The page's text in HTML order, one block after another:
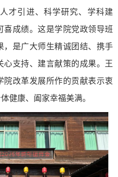
才引进、科学研究、学科建
成绩。这是学院党政领导班
，是广大师生精诚团结、携手
支持、建言献策的成果。王
院改革发展所作的贡献表示衷
健康、阖家幸福美满。